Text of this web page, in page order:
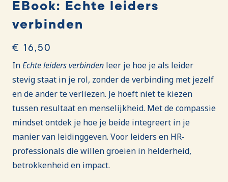
EBook: Echte leiders
verbinden
€ 16,50
InEchte leiders verbinden leer je hoe je als leider
stevig staat in je rol, zonder de verbinding met jezelf
en de ander te verliezen. Je hoeft niet te kiezen
tussen resultaat en menselijkheid. Met de compassie
mindset ontdek je hoe je beide integreert in je
manier van leidinggeven. Voor leiders en HR-
professionals die willen groeien in helderheid,
betrokkenheid en impact.